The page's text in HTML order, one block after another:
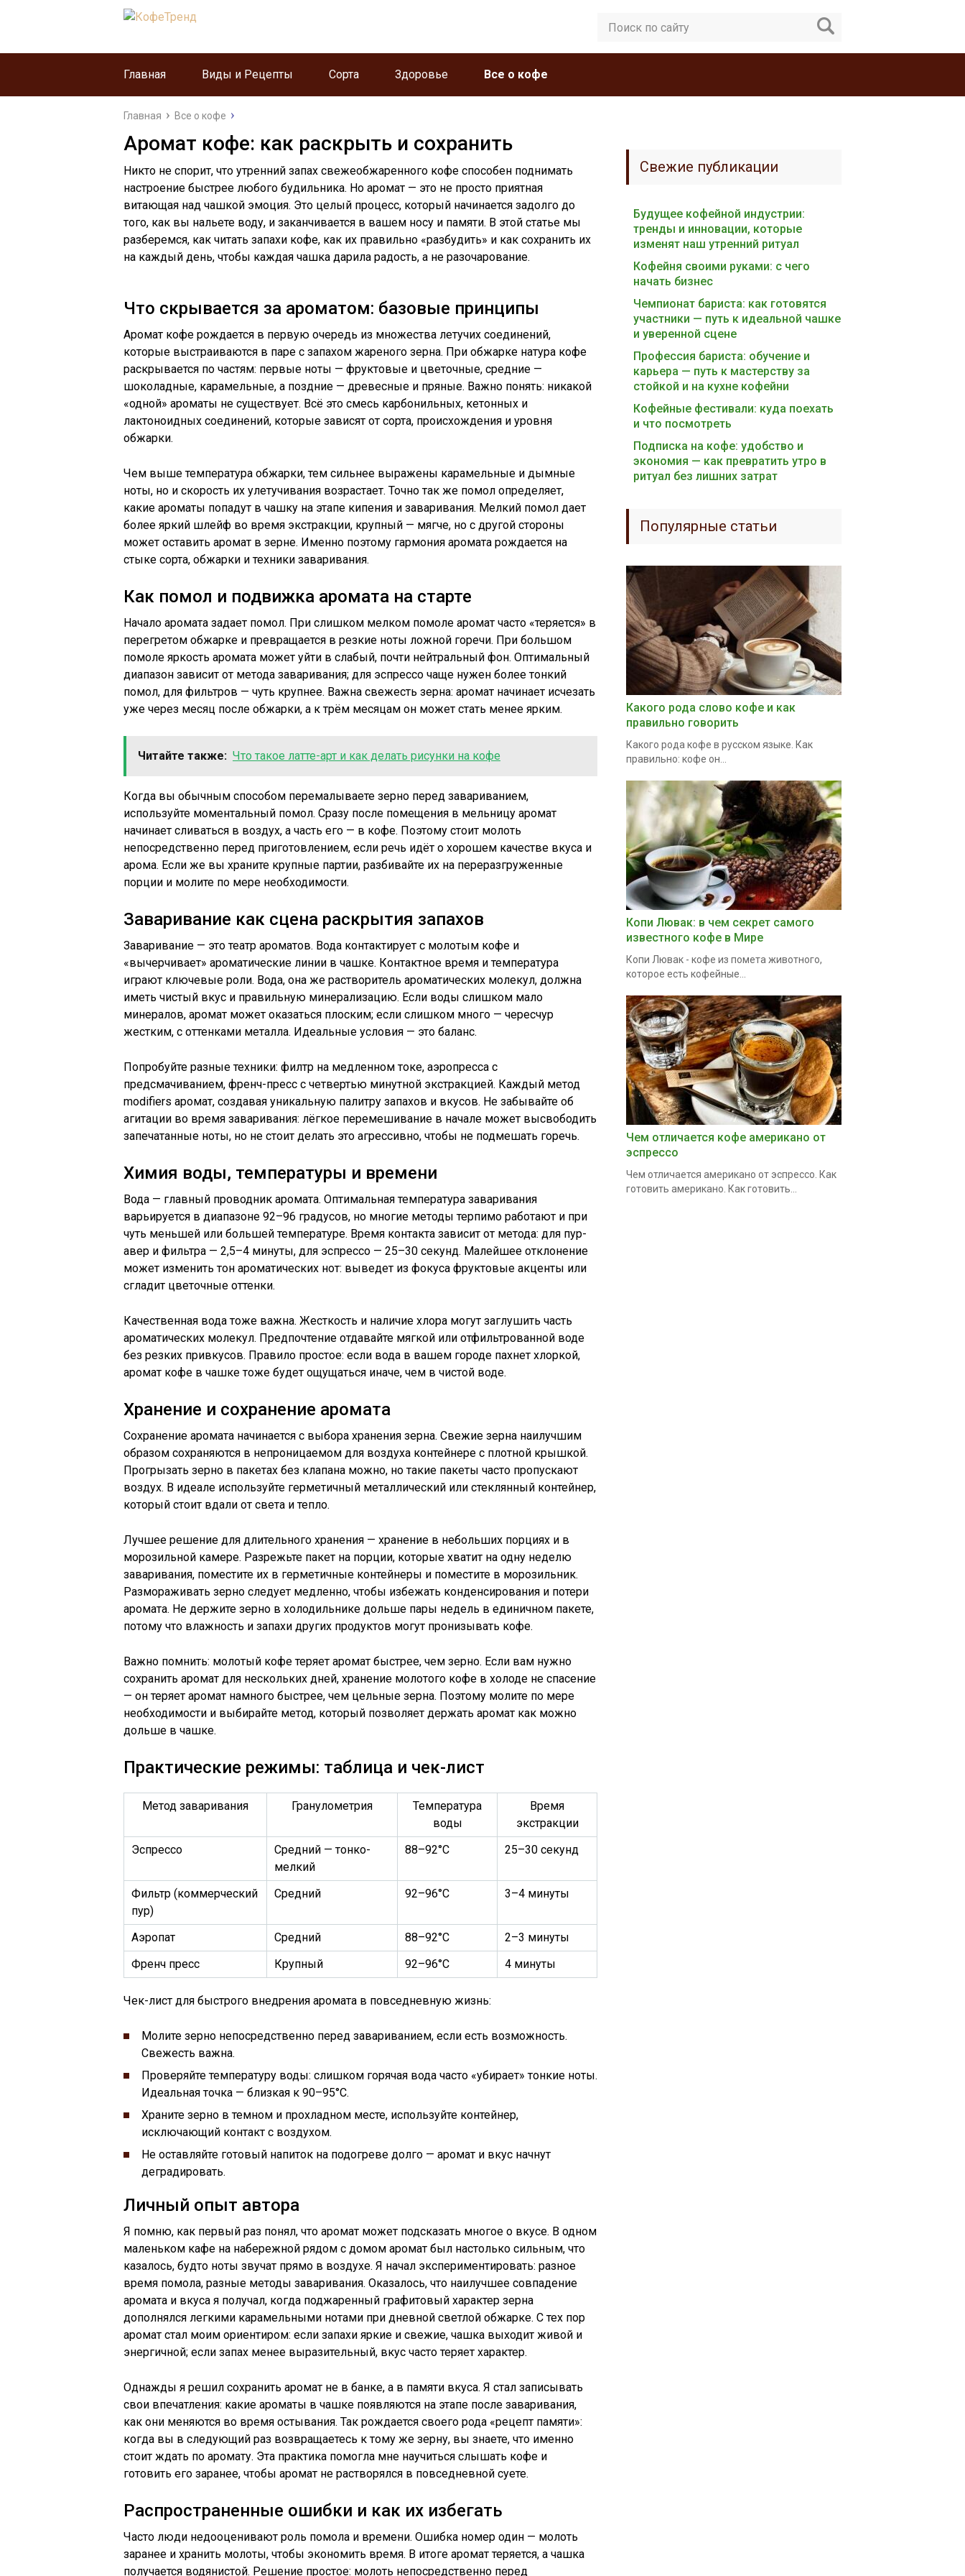
Главная Виды и Рецепты Сорта Здоровье Все о кофе
Главная Все о кофе
Аромат кофе: как раскрыть и сохранить
Никто не спорит, что утренний запах свежеобжаренного кофе способен поднимать
настроение быстрее любого будильника. Но аромат — это не просто приятная
витающая над чашкой эмоция. Это целый процесс, который начинается задолго до
того, как вы нальете воду, и заканчивается в вашем носу и памяти. В этой статье мы
разберемся, как читать запахи кофе, как их правильно «разбудить» и как сохранить их
на каждый день, чтобы каждая чашка дарила радость, а не разочарование.
Что скрывается за ароматом: базовые принципы
Аромат кофе рождается в первую очередь из множества летучих соединений,
которые выстраиваются в паре с запахом жареного зерна. При обжарке натура кофе
раскрывается по частям: первые ноты — фруктовые и цветочные, средние —
шоколадные, карамельные, а поздние — древесные и пряные. Важно понять: никакой
«одной» ароматы не существует. Всё это смесь карбонильных, кетонных и
лактоноидных соединений, которые зависят от сорта, происхождения и уровня
обжарки.
Чем выше температура обжарки, тем сильнее выражены карамельные и дымные
ноты, но и скорость их улетучивания возрастает. Точно так же помол определяет,
какие ароматы попадут в чашку на этапе кипения и заваривания. Мелкий помол дает
более яркий шлейф во время экстракции, крупный — мягче, но с другой стороны
может оставить аромат в зерне. Именно поэтому гармония аромата рождается на
стыке сорта, обжарки и техники заваривания.
Как помол и подвижка аромата на старте
Начало аромата задает помол. При слишком мелком помоле аромат часто «теряется» в
перегретом обжарке и превращается в резкие ноты ложной горечи. При большом
помоле яркость аромата может уйти в слабый, почти нейтральный фон. Оптимальный
диапазон зависит от метода заваривания; для эспрессо чаще нужен более тонкий
помол, для фильтров — чуть крупнее. Важна свежесть зерна: аромат начинает исчезать
уже через месяц после обжарки, а к трём месяцам он может стать менее ярким.
Читайте также: Что такое латте-арт и как делать рисунки на кофе
Когда вы обычным способом перемалываете зерно перед завариванием,
используйте моментальный помол. Сразу после помещения в мельницу аромат
начинает сливаться в воздух, а часть его — в кофе. Поэтому стоит молоть
непосредственно перед приготовлением, если речь идёт о хорошем качестве вкуса и
арома. Если же вы храните крупные партии, разбивайте их на переразгруженные
порции и молите по мере необходимости.
Заваривание как сцена раскрытия запахов
Заваривание — это театр ароматов. Вода контактирует с молотым кофе и
«вычерчивает» ароматические линии в чашке. Контактное время и температура
играют ключевые роли. Вода, она же растворитель ароматических молекул, должна
иметь чистый вкус и правильную минерализацию. Если воды слишком мало
минералов, аромат может оказаться плоским; если слишком много — чересчур
жестким, с оттенками металла. Идеальные условия — это баланс.
Попробуйте разные техники: филтр на медленном токе, аэропресса с
предсмачиванием, френч-пресс с четвертью минутной экстракцией. Каждый метод
modifiers аромат, создавая уникальную палитру запахов и вкусов. Не забывайте об
агитации во время заваривания: лёгкое перемешивание в начале может высвободить
запечатанные ноты, но не стоит делать это агрессивно, чтобы не подмешать горечь.
Химия воды, температуры и времени
Вода — главный проводник аромата. Оптимальная температура заваривания
варьируется в диапазоне 92–96 градусов, но многие методы терпимо работают и при
чуть меньшей или большей температуре. Время контакта зависит от метода: для пур-
авер и фильтра — 2,5–4 минуты, для эспрессо — 25–30 секунд. Малейшее отклонение
может изменить тон ароматических нот: выведет из фокуса фруктовые акценты или
сгладит цветочные оттенки.
Качественная вода тоже важна. Жесткость и наличие хлора могут заглушить часть
ароматических молекул. Предпочтение отдавайте мягкой или отфильтрованной воде
без резких привкусов. Правило простое: если вода в вашем городе пахнет хлоркой,
аромат кофе в чашке тоже будет ощущаться иначе, чем в чистой воде.
Хранение и сохранение аромата
Сохранение аромата начинается с выбора хранения зерна. Свежие зерна наилучшим
образом сохраняются в непроницаемом для воздуха контейнере с плотной крышкой.
Прогрызать зерно в пакетах без клапана можно, но такие пакеты часто пропускают
воздух. В идеале используйте герметичный металлический или стеклянный контейнер,
который стоит вдали от света и тепло.
Лучшее решение для длительного хранения — хранение в небольших порциях и в
морозильной камере. Разрежьте пакет на порции, которые хватит на одну неделю
заваривания, поместите их в герметичные контейнеры и поместите в морозильник.
Размораживать зерно следует медленно, чтобы избежать конденсирования и потери
аромата. Не держите зерно в холодильнике дольше пары недель в единичном пакете,
потому что влажность и запахи других продуктов могут пронизывать кофе.
Важно помнить: молотый кофе теряет аромат быстрее, чем зерно. Если вам нужно
сохранить аромат для нескольких дней, хранение молотого кофе в холоде не спасение
— он теряет аромат намного быстрее, чем цельные зерна. Поэтому молите по мере
необходимости и выбирайте метод, который позволяет держать аромат как можно
дольше в чашке.
Практические режимы: таблица и чек-лист
Метод заваривания Гранулометрия
Температура
воды
Время
экстракции
Эспрессо
Средний — тонко-
мелкий
88–92°C 25–30 секунд
Фильтр (коммерческий
пур)
Средний 92–96°C 3–4 минуты
Аэропат Средний 88–92°C
2–3 минуты
Френч пресс
Крупный 92–96°C 4 минуты
Чек-лист для быстрого внедрения аромата в повседневную жизнь:
Молите зерно непосредственно перед завариванием, если есть возможность.
Свежесть важна.
Проверяйте температуру воды: слишком горячая вода часто «убирает» тонкие ноты.
Идеальная точка — близкая к 90–95°C.
Храните зерно в темном и прохладном месте, используйте контейнер,
исключающий контакт с воздухом.
Не оставляйте готовый напиток на подогреве долго — аромат и вкус начнут
деградировать.
Личный опыт автора
Я помню, как первый раз понял, что аромат может подсказать многое о вкусе. В одном
маленьком кафе на набережной рядом с домом аромат был настолько сильным, что
казалось, будто ноты звучат прямо в воздухе. Я начал экспериментировать: разное
время помола, разные методы заваривания. Оказалось, что наилучшее совпадение
аромата и вкуса я получал, когда поджаренный графитовый характер зерна
дополнялся легкими карамельными нотами при дневной светлой обжарке. С тех пор
аромат стал моим ориентиром: если запахи яркие и свежие, чашка выходит живой и
энергичной; если запах менее выразительный, вкус часто теряет характер.
Однажды я решил сохранить аромат не в банке, а в памяти вкуса. Я стал записывать
свои впечатления: какие ароматы в чашке появляются на этапе после заваривания,
как они меняются во время остывания. Так рождается своего рода «рецепт памяти»:
когда вы в следующий раз возвращаетесь к тому же зерну, вы знаете, что именно
стоит ждать по аромату. Эта практика помогла мне научиться слышать кофе и
готовить его заранее, чтобы аромат не растворялся в повседневной суете.
Распространенные ошибки и как их избегать
Часто люди недооценивают роль помола и времени. Ошибка номер один — молоть
заранее и хранить молоты, чтобы экономить время. В итоге аромат теряется, а чашка
получается водянистой. Решение простое: молоть непосредственно перед
Свежие публикации
Будущее кофейной индустрии:
тренды и инновации, которые
изменят наш утренний ритуал
Кофейня своими руками: с чего
начать бизнес
Чемпионат бариста: как готовятся
участники — путь к идеальной чашке
и уверенной сцене
Профессия бариста: обучение и
карьера — путь к мастерству за
стойкой и на кухне кофейни
Кофейные фестивали: куда поехать
и что посмотреть
Подписка на кофе: удобство и
экономия — как превратить утро в
ритуал без лишних затрат
Популярные статьи
Какого рода слово кофе и как
правильно говорить
Какого рода кофе в русском языке. Как
правильно: кофе он...
Копи Лювак: в чем секрет самого
известного кофе в Мире
Копи Лювак - кофе из помета животного,
которое есть кофейные...
Чем отличается кофе американо от
эспрессо
Чем отличается американо от эспрессо. Как
готовить американо. Как готовить...